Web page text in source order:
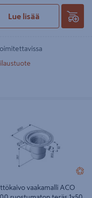
Lue lisää
vaakamalli ACO